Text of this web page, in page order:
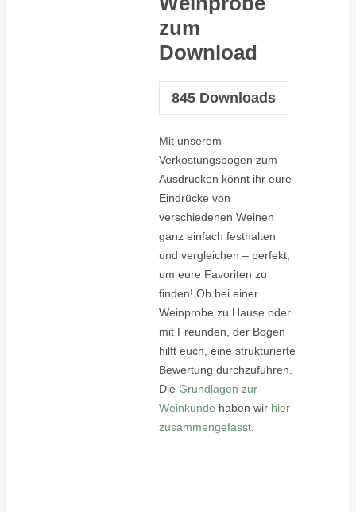
zum
Download
845Downloads
Mit unserem
Verkostungsbogen zum
Ausdrucken könnt ihr eure
Eindrücke von
verschiedenen Weinen
ganz einfach festhalten
und vergleichen – perfekt,
um eure Favoriten zu
finden! Ob bei einer
Weinprobe zu Hause oder
mit Freunden, der Bogen
hilft euch, eine strukturierte
Bewertung durchzuführen.
Die Grundlagen zur
Weinkunde haben wir hier
zusammengefasst.